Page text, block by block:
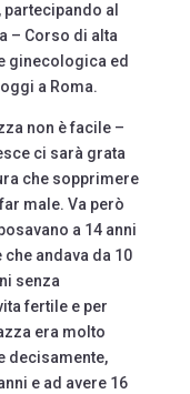
al
– Corso di alta
ginecologica ed
a Roma.
non è facile –
ci sarà grata
che sopprimere
male. Va però
a 14 anni
andava da 10
senza
fertile e per
era molto
decisamente,
e ad avere 16